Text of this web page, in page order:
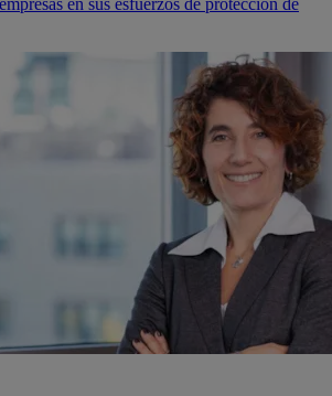
en sus esfuerzos de protección de